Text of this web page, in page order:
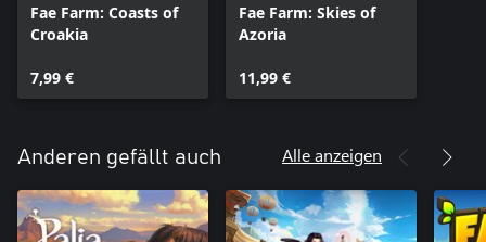
Fae Farm: Coasts of
Croakia
7,99 €
Fae Farm: Skies of
Azoria
11,99 €
Anderen gefällt auch Alle anzeigen